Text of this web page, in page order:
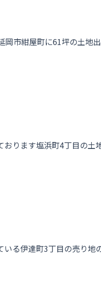
市紺屋町に61坪の土地
ります塩浜町4丁目の
いる伊達町3丁目の売り